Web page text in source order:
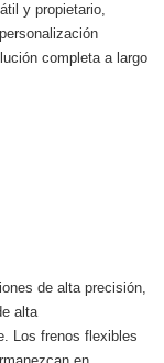
y propietario,
completa a largo
de alta precisión,
alta
Los frenos flexibles